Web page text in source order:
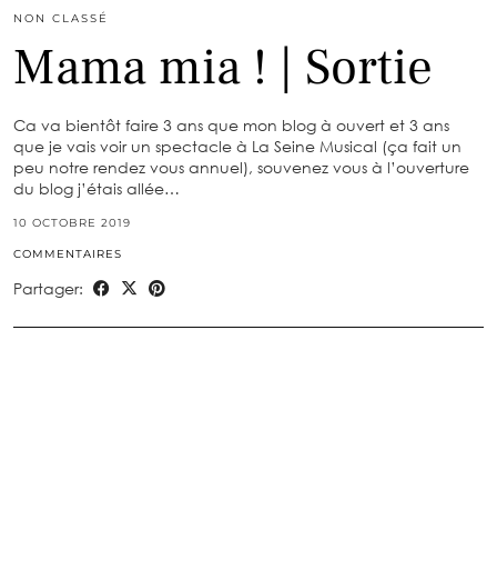
NON CLASSÉ
Mama mia ! | Sortie
Ca va bientôt faire 3 ans que mon blog à ouvert et 3 ans
que je vais voir un spectacle à La Seine Musical (ça fait un
peu notre rendez vous annuel), souvenez vous à l’ouverture
du blog j’étais allée…
10 OCTOBRE 2019
COMMENTAIRES
Partager: